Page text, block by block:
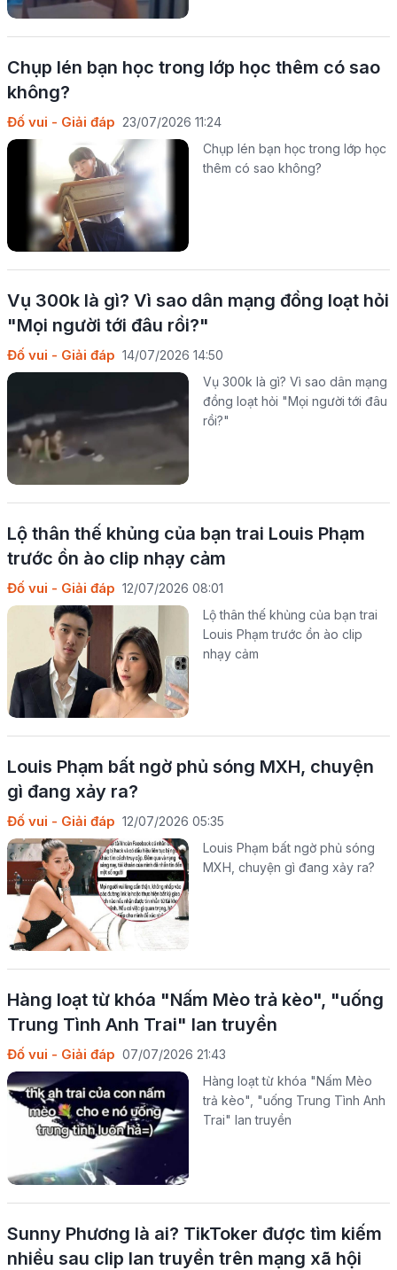
Chụp lén bạn học trong lớp học thêm có sao
không?
Đố vui - Giải đáp 23/07/2026 11:24
Chụp lén bạn học trong lớp học
thêm có sao không?
Vụ 300k là gì? Vì sao dân mạng đồng loạt hỏi
"Mọi người tới đâu rồi?"
Đố vui - Giải đáp 14/07/2026 14:50
Vụ 300k là gì? Vì sao dân mạng
đồng loạt hỏi "Mọi người tới đâu
rồi?"
Lộ thân thế khủng của bạn trai Louis Phạm
trước ồn ào clip nhạy cảm
Đố vui - Giải đáp 12/07/2026 08:01
Lộ thân thế khủng của bạn trai
Louis Phạm trước ồn ào clip
nhạy cảm
Louis Phạm bất ngờ phủ sóng MXH, chuyện
gì đang xảy ra?
Đố vui - Giải đáp 12/07/2026 05:35
Louis Phạm bất ngờ phủ sóng
MXH, chuyện gì đang xảy ra?
Hàng loạt từ khóa "Nấm Mèo trả kèo", "uống
Trung Tình Anh Trai" lan truyền
Đố vui - Giải đáp 07/07/2026 21:43
Hàng loạt từ khóa "Nấm Mèo
trả kèo", "uống Trung Tình Anh
Trai" lan truyền
Sunny Phương là ai? TikToker được tìm kiếm
nhiều sau clip lan truyền trên mạng xã hội